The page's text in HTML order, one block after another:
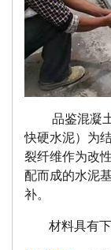
品鉴混凝
快硬水泥）为
裂纤维作为改
配而成的水泥
补。
材料具有